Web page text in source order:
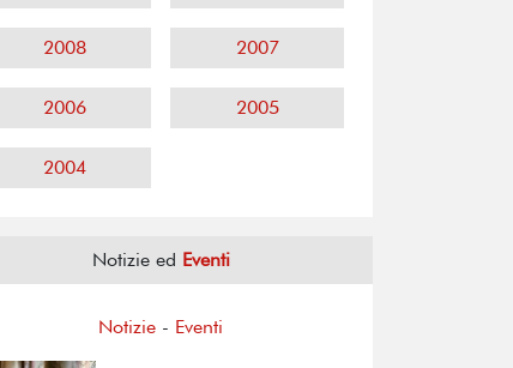
2008 2007
2006 2005
2004
Notizie ed Eventi
Notizie - Eventi